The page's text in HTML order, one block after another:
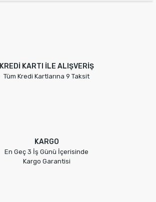
KREDİ KARTI İLE ALIŞVERİŞ
Tüm Kredi Kartlarına 9 Taksit
KARGO
En Geç 3 İş Günü İçerisinde
Kargo Garantisi